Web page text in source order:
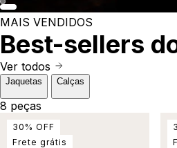
MAIS VENDIDOS
Best-sellers
Ver todos
Jaquetas Calças
8 peças
30 % OFF
Frete grátis